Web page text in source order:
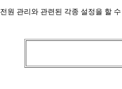
전원 관리와 관련된 각종 설정을 할